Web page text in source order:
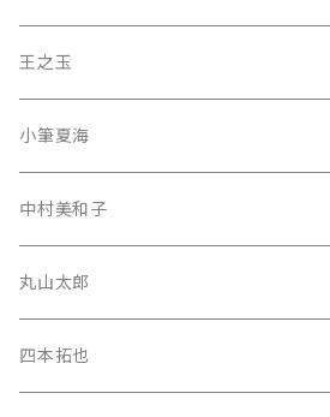
王之玉
小筆夏海
中村美和子
丸山太郎
四本拓也